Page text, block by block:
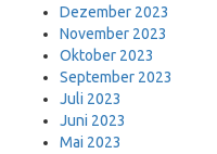
Dezember 2023
November 2023
Oktober 2023
September 2023
Juli 2023
Juni 2023
Mai 2023